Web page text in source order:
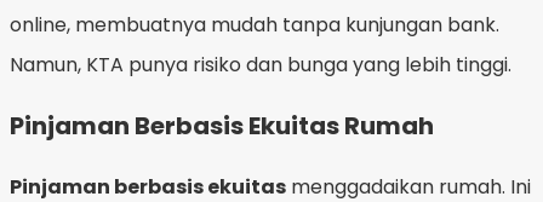
online, membuatnya mudah tanpa kunjungan bank.
Namun, KTA punya risiko dan bunga yang lebih tinggi.
Pinjaman Berbasis Ekuitas Rumah
Pinjaman berbasis ekuitas menggadaikan rumah. Ini